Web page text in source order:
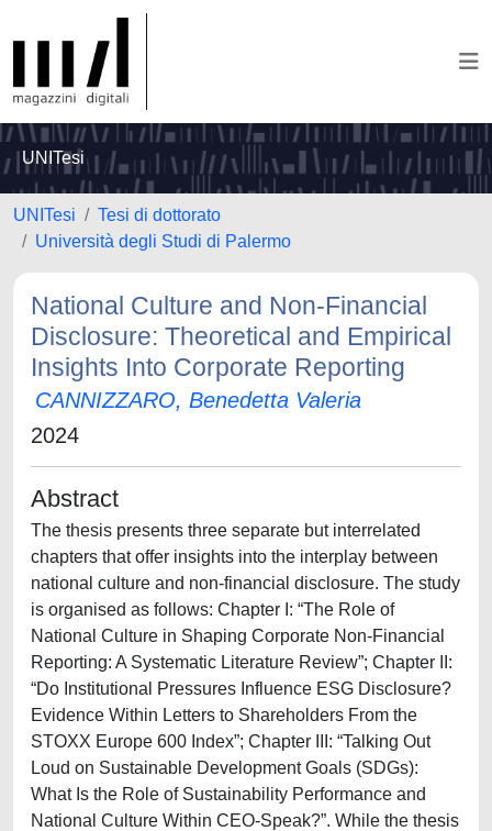
UNITesi
UNITesi
Tesi di dottorato
Università degli Studi di Palermo
National Culture and Non-Financial
Disclosure: Theoretical and Empirical
Insights Into Corporate Reporting
CANNIZZARO, Benedetta Valeria
2024
Abstract
The thesis presents three separate but interrelated
chapters that offer insights into the interplay between
national culture and non-financial disclosure. The study
is organised as follows: Chapter I: “The Role of
National Culture in Shaping Corporate Non-Financial
Reporting: A Systematic Literature Review”; Chapter II:
“Do Institutional Pressures Influence ESG Disclosure?
Evidence Within Letters to Shareholders From the
STOXX Europe 600 Index”; Chapter III: “Talking Out
Loud on Sustainable Development Goals (SDGs):
What Is the Role of Sustainability Performance and
National Culture Within CEO-Speak?”. While the thesis